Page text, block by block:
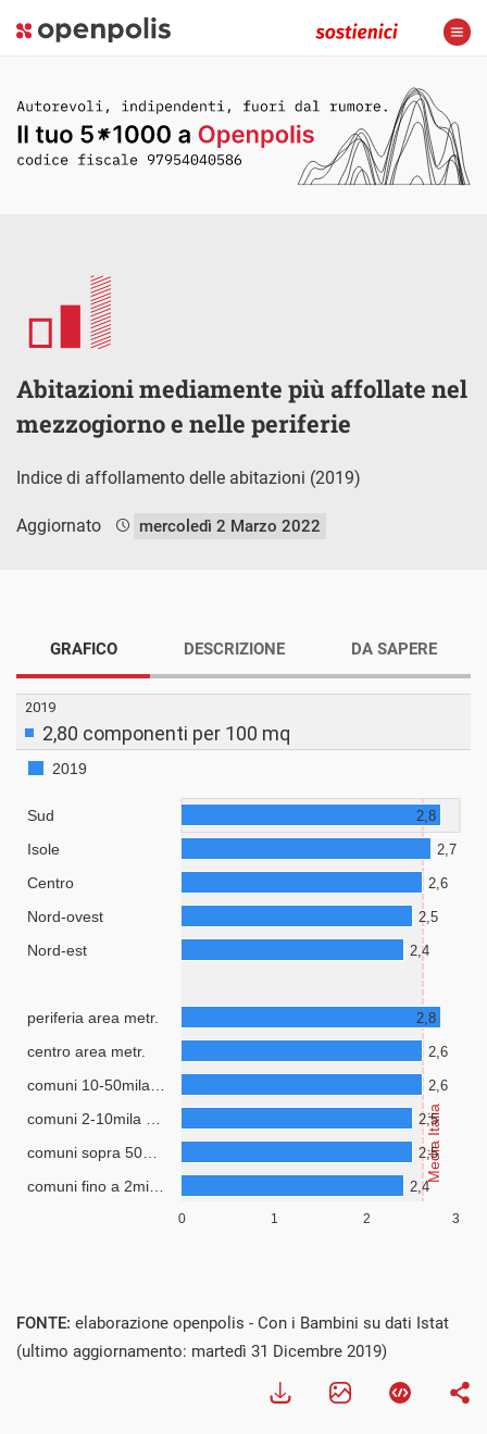
Abitazioni mediamente più affollate nel
mezzogiorno e nelle periferie
Indice di affollamento delle abitazioni (2019)
Aggiornato mercoledì 2 Marzo 2022
GRAFICO DESCRIZIONE DA SAPERE
FONTE: elaborazione openpolis - Con i Bambini su dati Istat
(ultimo aggiornamento: martedì 31 Dicembre 2019)